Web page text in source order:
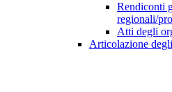
Rendiconti
regionali/
Atti degli
Articolazione